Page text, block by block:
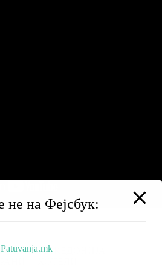
НИЗ МАКЕДОНИЈА
не на Фејсбук:
Patuvanja.mk